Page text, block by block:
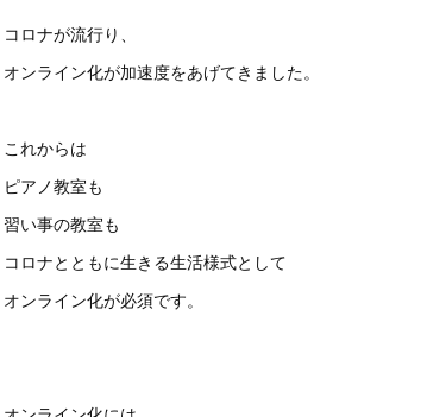
コロナが流行り、
オンライン化が加速度をあげてきました。
これからは
ピアノ教室も
習い事の教室も
コロナとともに生きる生活様式として
オンライン化が必須です。